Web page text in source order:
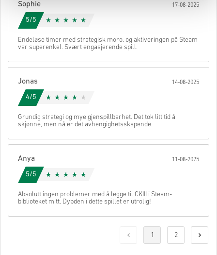
Sophie 17-08-2025
5/5
Endeløse timer med strategisk moro, og aktiveringen på Steam
var superenkel. Svært engasjerende spill.
Jonas 14-08-2025
4/5
Grundig strategi og mye gjenspillbarhet. Det tok litt tid å
skjønne, men nå er det avhengighetsskapende.
Anya 11-08-2025
5/5
Absolutt ingen problemer med å legge til CKIII i Steam-
biblioteket mitt. Dybden i dette spillet er utrolig!
1 2